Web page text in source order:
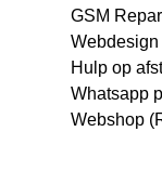
GSM
Hulp op
Whatsapp
Webshop